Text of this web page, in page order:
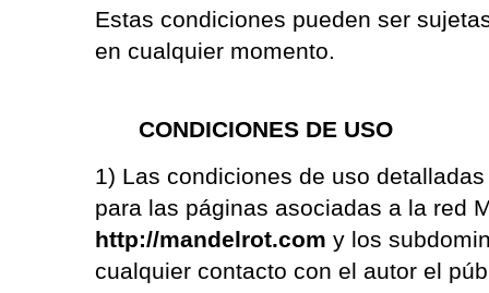
Estas condiciones pueden ser
en cualquier momento.
CONDICIONES DE USO
1) Las condiciones de uso
para las páginas asociadas a la red
http://mandelrot.com y los
cualquier contacto con el autor el